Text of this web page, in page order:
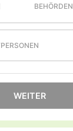
BEHÖRDEN
WEITER